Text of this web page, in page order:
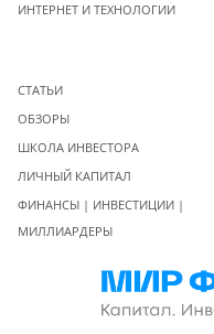
ИНТЕРНЕТ И ТЕХНОЛОГИИ
СТАТЬИ
ОБЗОРЫ
ШКОЛА ИНВЕСТОРА
ЛИЧНЫЙ КАПИТАЛ
ФИНАНСЫ | ИНВЕСТИЦИИ |
МИЛЛИАРДЕРЫ